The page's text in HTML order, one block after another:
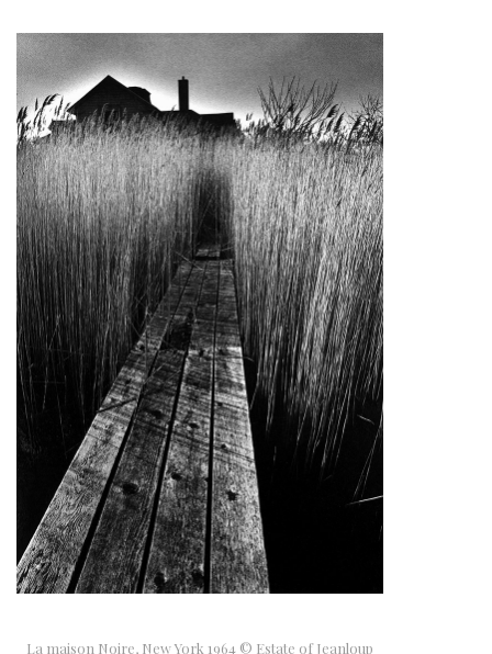
La maison Noire, New York 1964 © Estate of Jeanloup